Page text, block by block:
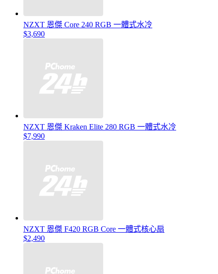
NZXT 恩傑 Core 240 RGB 一體式水冷
$3,690
NZXT 恩傑 Kraken Elite 280 RGB 一體式水冷
$7,990
NZXT 恩傑 F420 RGB Core 一體式核心扇
$2,490